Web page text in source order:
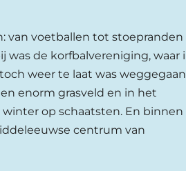
van voetballen tot stoepranden
de korfbalvereniging, waar
weer te laat was
enorm grasveld en in het
op schaatsten. En binnen
centrum van